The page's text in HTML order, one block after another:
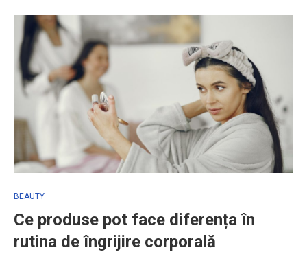
BEAUTY
Ce produse pot face diferența în
rutina de îngrijire corporală